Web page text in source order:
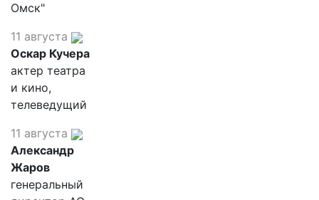
Омск"
11 августа
Оскар Кучера
актер театра
и кино,
телеведущий
11 августа
Александр
Жаров
генеральный